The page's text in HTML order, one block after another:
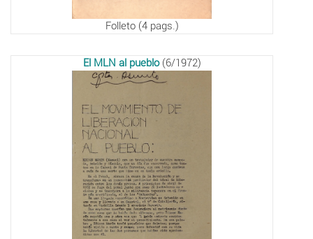
Folleto (4 pags.)
El MLN al pueblo(6/1972)